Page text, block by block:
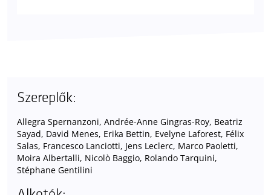
Szereplők:
Allegra Spernanzoni, Andrée-Anne Gingras-Roy, Beatriz
Sayad, David Menes, Erika Bettin, Evelyne Laforest, Félix
Salas, Francesco Lanciotti, Jens Leclerc, Marco Paoletti,
Moira Albertalli, Nicolò Baggio, Rolando Tarquini,
Stéphane Gentilini